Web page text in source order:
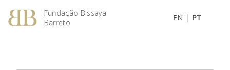
Fundação Bissaya
Barreto
EN | PT